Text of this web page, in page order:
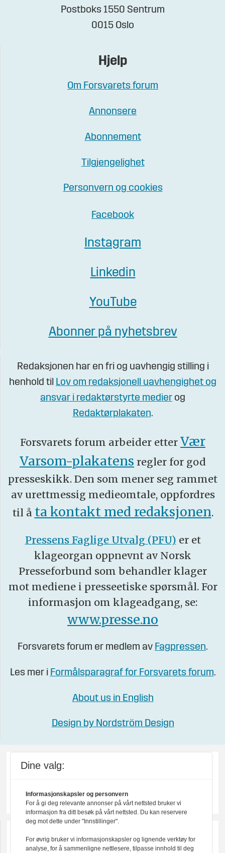
Postboks 1550 Sentrum
0015 Oslo
Hjelp
Om Forsvarets forum
Annonsere
Abonnement
Tilgjengelighet
Personvern og cookies
Facebook
Instagram
Linkedin
YouTube
Abonner på nyhetsbrev
Redaksjonen har en fri og uavhengig stilling i
henhold til Lov om redaksjonell uavhengighet og
ansvar i redaktørstyrte medier og
Redaktørplakaten.
Forsvarets forum arbeider etter Vær
Varsom-plakatens regler for god
presseskikk. Den som mener seg rammet
av urettmessig medieomtale, oppfordres
til å ta kontakt med redaksjonen.
Pressens Faglige Utvalg (PFU) er et
klageorgan oppnevnt av Norsk
Presseforbund som behandler klager
mot mediene i presseetiske spørsmål. For
informasjon om klageadgang, se:
www.presse.no
Forsvarets forum er medlem av Fagpressen.
Les mer i Formålsparagraf for Forsvarets forum.
About us in English
Design by Nordström Design
Dine valg:
Informasjonskapsler og personvern
For å gi deg relevante annonser på vårt nettsted bruker vi
informasjon fra ditt besøk på vårt nettsted. Du kan reservere
deg mot dette under "Innstillinger".
For øvrig bruker vi informasjonskapsler og lignende verktøy for
analyse, for å sammenligne nettlesere, tilpasse innhold til deg